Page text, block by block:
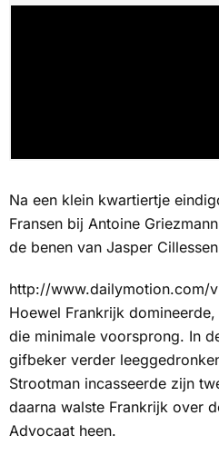
Na een klein kwartiertje
Fransen bij Antoine
de benen van Jasper
http://www.dailymotion.com/
Hoewel Frankrijk
die minimale voorsprong. In
gifbeker verder
Strootman incasseerde zijn
daarna walste Frankrijk over
Advocaat heen.